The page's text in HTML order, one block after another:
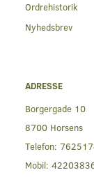
Ordrehistorik
Nyhedsbrev
ADRESSE
Borgergade 10
8700 Horsens
Telefon:
Mobil: